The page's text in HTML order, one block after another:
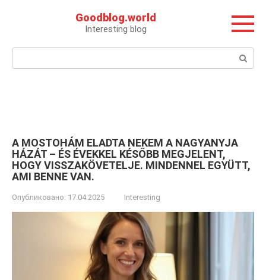
Goodblog.world
Interesting blog
Поиск:
A MOSTOHÁM ELADTA NEKEM A NAGYANYJA
HÁZÁT – ÉS ÉVEKKEL KÉSŐBB MEGJELENT,
HOGY VISSZAKÖVETELJE. MINDENNEL EGYÜTT,
AMI BENNE VAN.
Опубликовано: 17.04.2025 Interesting